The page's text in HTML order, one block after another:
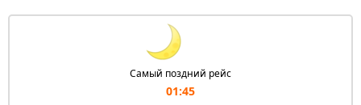
Самый поздний рейс
01:45